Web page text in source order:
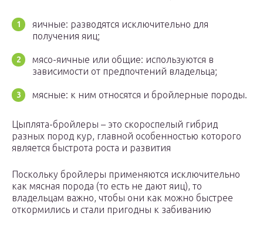
яичные: разводятся исключительно для
получения яиц;
мясо-яичные или общие: используются в
зависимости от предпочтений владельца;
мясные: к ним относятся и бройлерные породы.
Цыплята-бройлеры – это скороспелый гибрид
разных пород кур, главной особенностью которого
является быстрота роста и развития
Поскольку бройлеры применяются исключительно
как мясная порода (то есть не дают яиц), то
владельцам важно, чтобы они как можно быстрее
откормились и стали пригодны к забиванию